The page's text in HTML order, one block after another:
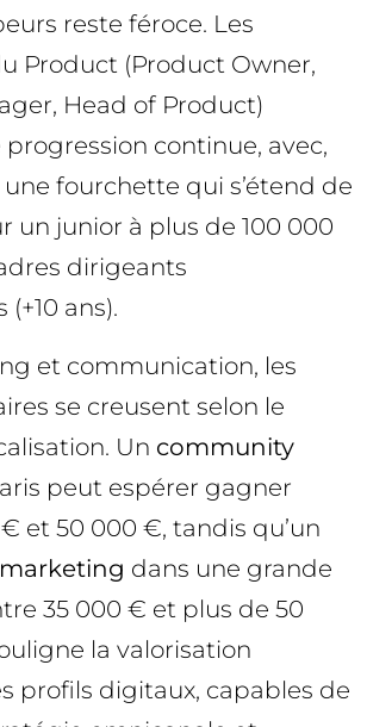
reste féroce. Les
Product (Product Owner,
Head of Product)
continue, avec,
fourchette qui s’étend de
un junior à plus de 100 000
dirigeants
ans).
et communication, les
se creusent selon le
Un community
peut espérer gagner
et 50 000 €, tandis qu’un
dans une grande
35 000 € et plus de 50
la valorisation
profils digitaux, capables de